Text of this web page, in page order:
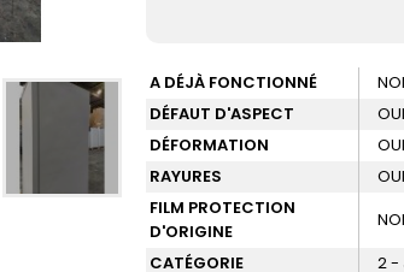
A DÉJÀ FONCTIONNÉ
DÉFAUT D'ASPECT
OUI
DÉFORMATION
OUI
RAYURES
OUI
FILM PROTECTION
D'ORIGINE
CATÉGORIE
2 -